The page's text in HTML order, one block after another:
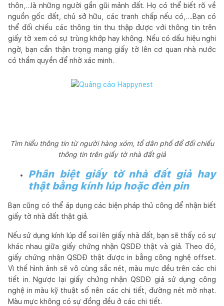
thôn,…là những người gần gũi mảnh đất. Họ có thể biết rõ về
nguồn gốc đất, chủ sở hữu, các tranh chấp nếu có,….Bạn có
thể đối chiếu các thông tin thu thập được với thông tin trên
giấy tờ xem có sự trùng khớp hay không. Nếu có dấu hiệu nghi
ngờ, bạn cần thận trọng mang giấy tờ lên cơ quan nhà nước
có thẩm quyền để nhờ xác minh.
Tìm hiểu thông tin từ người hàng xóm, tổ dân phố để đối chiếu
thông tin trên giấy tờ nhà đất giả
Phân biệt giấy tờ nhà đất giả hay
thật bằng kính lúp hoặc đèn pin
Bạn cũng có thể áp dụng các biện pháp thủ công để nhận biết
giấy tờ nhà đất thật giả.
Nếu sử dụng kính lúp để soi lên giấy nhà đất, bạn sẽ thấy có sự
khác nhau giữa giấy chứng nhận QSDĐ thật và giả. Theo đó,
giấy chứng nhận QSDĐ thật được in bằng công nghệ offset.
Vì thế hình ảnh sẽ vô cùng sắc nét, màu mực đều trên các chi
tiết in. Ngược lại giấy chứng nhận QSDĐ giả sử dụng công
nghệ in màu kỹ thuật số nên các chi tiết, đường nét mờ nhạt.
Màu mực không có sự đồng đều ở các chi tiết.